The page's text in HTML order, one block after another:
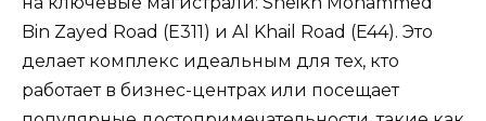
Bin Zayed Road (E311) и Al Khail Road (E44). Это
делает комплекс идеальным для тех, кто
работает в бизнес-центрах или посещает